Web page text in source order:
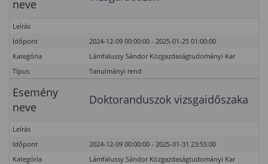
neve
Leírás
Időpont
2024-12-09 00:00:00 - 2025-01-25 01:00:00
Kategória
Lámfalussy Sándor Közgazdaságtudományi Kar
Típus
Tanulmányi rend
Esemény
neve
Doktoranduszok vizsgaidőszaka
Leírás
Időpont
2024-12-09 00:00:00 - 2025-01-31 23:55:00
Kategória
Lámfalussy Sándor Közgazdaságtudományi Kar